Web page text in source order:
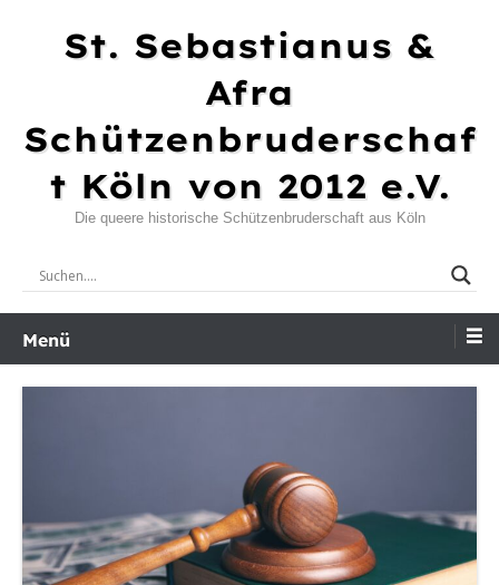
St. Sebastianus &
Afra
Schützenbruderschaf
t Köln von 2012 e.V.
Die queere historische Schützenbruderschaft aus Köln
Menü